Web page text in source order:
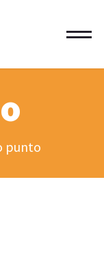
punto